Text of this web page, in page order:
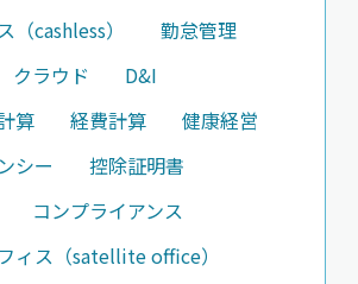
（cashless）
勤怠管理
クラウド
D&I
算
経費計算
健康経営
シー
控除証明書
コンプライアンス
ィス（satellite office）